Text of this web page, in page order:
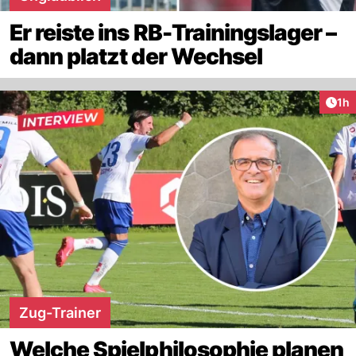
Er reiste ins RB-Trainingslager –
dann platzt der Wechsel
1h
Zug-Trainer
Welche Spielphilosophie planen